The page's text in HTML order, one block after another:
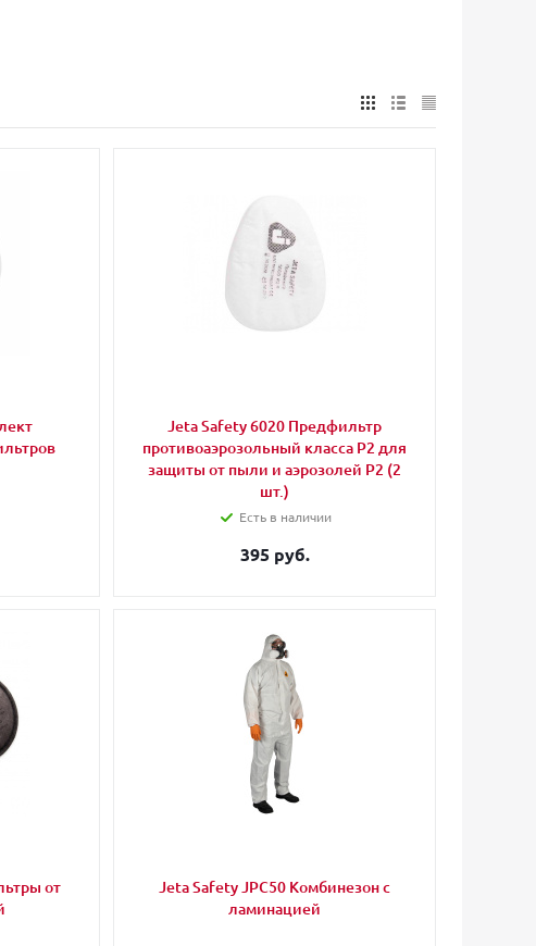
Jeta Safety 6020 Предфильтр
противоаэрозольный класса P2 для
защиты от пыли и аэрозолей P2 (2
шт.)
Есть в наличии
395 руб.
от
Jeta Safety JPC50 Комбинезон с
ламинацией